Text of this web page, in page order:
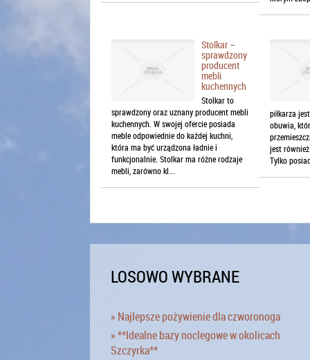
Stolkar –
sprawdzony
producent
mebli
kuchennych
Stolkar to
sprawdzony oraz uznany producent mebli
kuchennych. W swojej ofercie posiada
meble odpowiednie do każdej kuchni,
która ma być urządzona ładnie i
funkcjonalnie. Stolkar ma różne rodzaje
mebli, zarówno kl...
piłkarza
obuwia,
jest
Tylko
LOSOWO WYBRANE
» Najlepsze pożywienie dla czworonoga
» **Idealne bazy noclegowe w okolicach
Szczyrka**